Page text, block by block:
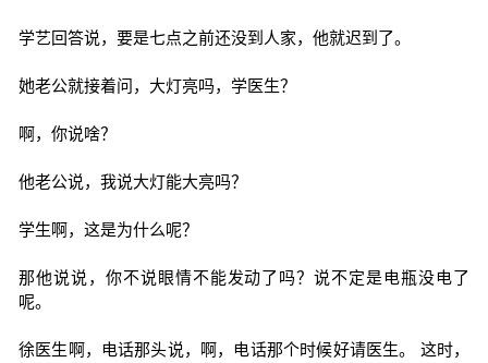
学艺回答说，要是七点之前还没到人家，他就迟到了。
她老公就接着问，大灯亮吗，学医生？
啊，你说啥？
他老公说，我说大灯能大亮吗？
学生啊，这是为什么呢？
那他说说，你不说眼情不能发动了吗？说不定是电瓶没电了
呢。
徐医生啊，电话那头说，啊，电话那个时候好请医生。 这时，